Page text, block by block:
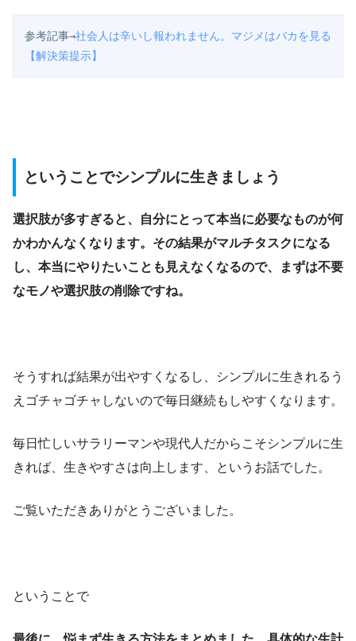
参考記事→社会人は辛いし報われません。マジメはバカを見る
【解決策提示】
ということでシンプルに生きましょう
選択肢が多すぎると、自分にとって本当に必要なものが何
かわかんなくなります。その結果がマルチタスクになる
し、本当にやりたいことも見えなくなるので、まずは不要
なモノや選択肢の削除ですね。
そうすれば結果が出やすくなるし、シンプルに生きれるう
えゴチャゴチャしないので毎日継続もしやすくなります。
毎日忙しいサラリーマンや現代人だからこそシンプルに生
きれば、生きやすさは向上します、というお話でした。
ご覧いただきありがとうございました。
ということで